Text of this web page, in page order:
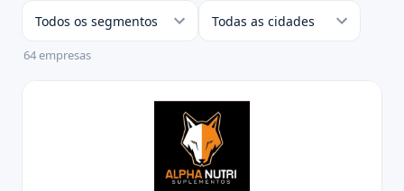
64empresas